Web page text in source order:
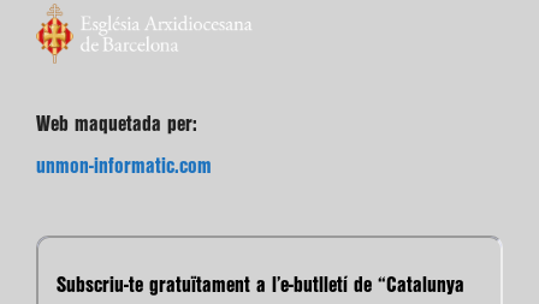
Web maquetada per:
unmon-informatic.com
Subscriu-te gratuïtament a l’e-butlletí de “Catalunya